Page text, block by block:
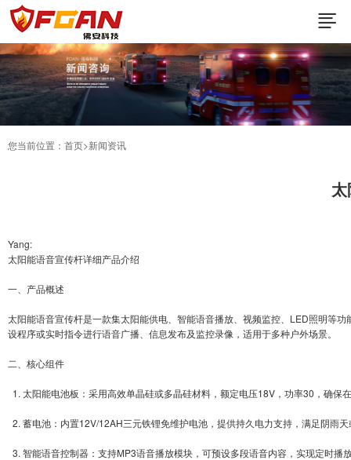
您当前位置： 首页>新闻资讯
Yang:
太阳能语音宣传杆详细产品介绍
一、产品概述
太阳能语音宣传杆是一款集太阳能供电、智能语音播放、视频监控、LED照明等
设程序或实时指令进行语音广播、信息发布及监控录像，适用于多种户外场景。
二、核心组件
1. 太阳能电池板：采用高效单晶硅或多晶硅材料，额定电压18V，功率30，确保
2. 蓄电池：内置12V/12AH三元铁锂免维护电池，提供持久电力支持，满足阴雨
3. 智能语音控制器：支持MP3语音播放模块，可预设多段语音内容，实现定时播